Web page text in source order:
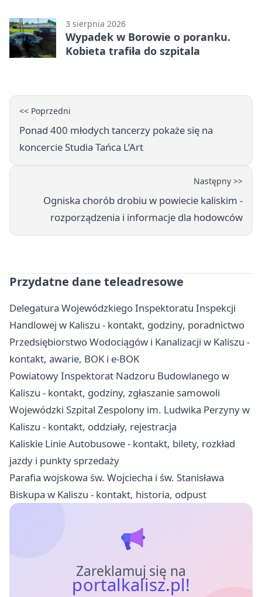
3 sierpnia 2026
Wypadek w Borowie o poranku.
Kobieta trafiła do szpitala
<< Poprzedni
Ponad 400 młodych tancerzy pokaże się na
koncercie Studia Tańca L’Art
Następny >>
Ogniska chorób drobiu w powiecie kaliskim -
rozporządzenia i informacje dla hodowców
Przydatne dane teleadresowe
Delegatura Wojewódzkiego Inspektoratu Inspekcji
Handlowej w Kaliszu - kontakt, godziny, poradnictwo
Przedsiębiorstwo Wodociągów i Kanalizacji w Kaliszu -
kontakt, awarie, BOK i e-BOK
Powiatowy Inspektorat Nadzoru Budowlanego w
Kaliszu - kontakt, godziny, zgłaszanie samowoli
Wojewódzki Szpital Zespolony im. Ludwika Perzyny w
Kaliszu - kontakt, oddziały, rejestracja
Kaliskie Linie Autobusowe - kontakt, bilety, rozkład
jazdy i punkty sprzedaży
Parafia wojskowa św. Wojciecha i św. Stanisława
Biskupa w Kaliszu - kontakt, historia, odpust
Zareklamuj się na
portalkalisz.pl!